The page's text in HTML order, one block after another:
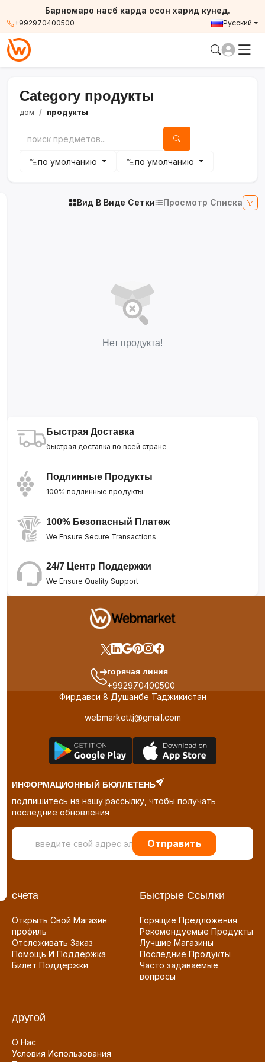
+992970400500
Барномаро насб карда осон харид кунед.
Русский
Category продукты
дом продукты
по умолчанию по умолчанию
Вид В Виде Сетки Просмотр Списка
Нет продукта!
Быстрая Доставка
быстрая доставка по всей стране
Подлинные Продукты
100% подлинные продукты
100% Безопасный Платеж
We Ensure Secure Transactions
24/7 Центр Поддержки
We Ensure Quality Support
горячая линия
+992970400500
Фирдавси 8 Душанбе Таджикистан
webmarket.tj@gmail.com
ИНФОРМАЦИОННЫЙ БЮЛЛЕТЕНЬ
подпишитесь на нашу рассылку, чтобы получать
последние обновления
Отправить
счета
Открыть Свой Магазин
профиль
Отслеживать Заказ
Помощь И Поддержка
Билет Поддержки
Быстрые Ссылки
Горящие Предложения
Рекомендуемые Продукты
Лучшие Магазины
Последние Продукты
Часто задаваемые
вопросы
другой
О Нас
Условия Использования